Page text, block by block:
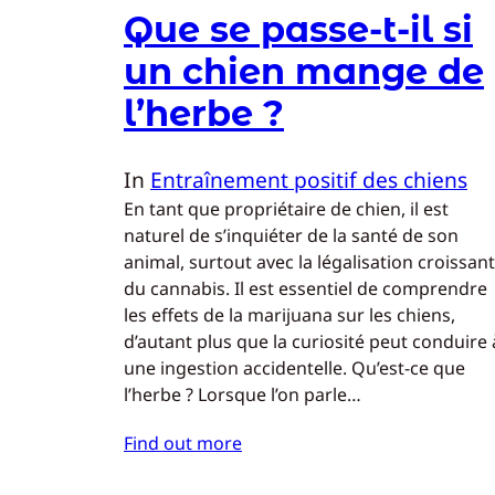
Que se passe-t-il si
un chien mange de
l’herbe ?
In Entraînement positif des chiens
En tant que propriétaire de chien, il est
naturel de s’inquiéter de la santé de son
animal, surtout avec la légalisation
du cannabis. Il est essentiel de comprendre
les effets de la marijuana sur les chiens,
d’autant plus que la curiosité peut conduire
une ingestion accidentelle. Qu’est-ce que
l’herbe ? Lorsque l’on parle…
Find out more